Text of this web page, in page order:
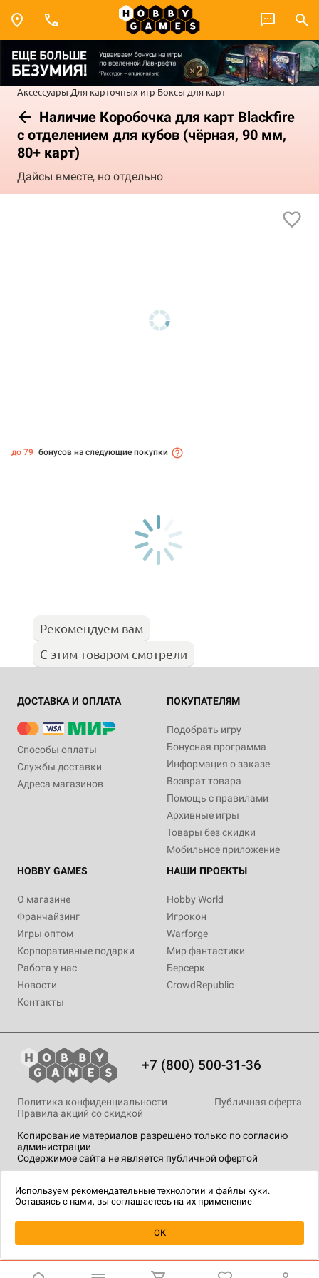
Аксессуары Для карточных игр Боксы для карт
Наличие Коробочка для карт Blackfire
с отделением для кубов (чёрная, 90 мм,
80+ карт)
Дайсы вместе, но отдельно
Купить
до 79 бонусов на следующие покупки
Рекомендуем вам
С этим товаром смотрели
ДОСТАВКА И ОПЛАТА
Способы оплаты
Службы доставки
Адреса магазинов
ПОКУПАТЕЛЯМ
Подобрать игру
Бонусная программа
Информация о заказе
Возврат товара
Помощь с правилами
Архивные игры
Товары без скидки
Мобильное приложение
HOBBY GAMES
О магазине
Франчайзинг
Игры оптом
Корпоративные подарки
Работа у нас
Новости
Контакты
НАШИ ПРОЕКТЫ
Hobby World
Игрокон
Warforge
Мир фантастики
Берсерк
CrowdRepublic
+7 (800) 500-31-36
Копирование материалов разрешено только по согласию
администрации
Содержимое сайта не является публичной офертой
Политика конфиденциальности
Публичная оферта
Правила акций со скидкой
технологии.
Используем рекомендательные технологии и файлы куки.
Оставаясь с нами, вы соглашаетесь на их применение
OK